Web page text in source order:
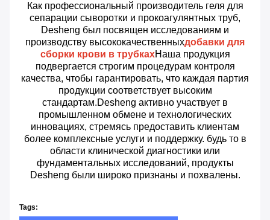
Как профессиональный производитель геля для
сепарации сыворотки и прокоагулянтных труб,
Desheng был посвящен исследованиям и
производству высококачественныхдобавки для
сборки крови в трубкахНаша продукция
подвергается строгим процедурам контроля
качества, чтобы гарантировать, что каждая партия
продукции соответствует высоким
стандартам.Desheng активно участвует в
промышленном обмене и технологических
инновациях, стремясь предоставить клиентам
более комплексные услуги и поддержку. будь то в
области клинической диагностики или
фундаментальных исследований, продукты
Desheng были широко признаны и похвалены.
Tags: